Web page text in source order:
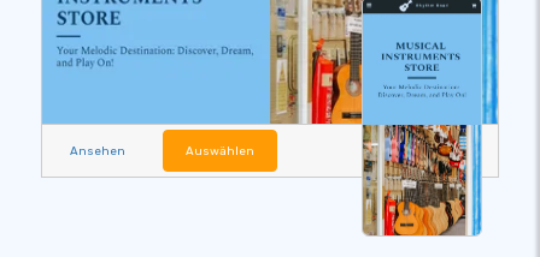
Ansehen Auswählen